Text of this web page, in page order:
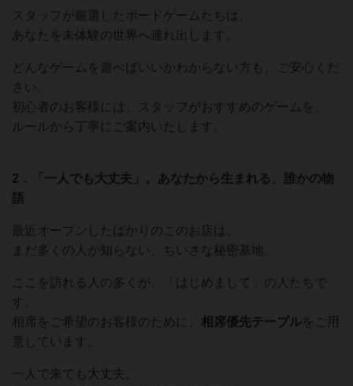
スタッフが厳選したボードゲームたちは、
あなたを未体験の世界へ連れ出します。
どんなゲームを遊べばいいかわからない方も、ご安心くだ
さい。
初心者のお客様には、スタッフがおすすめのゲームを、
ルールから丁寧にご案内いたします。
2．「一人でも大丈夫」。あなたから生まれる、誰かの物
語
最近オープンしたばかりのこのお店は、
まだ多くの人が知らない、ちいさな秘密基地。
ここを訪れる人の多くが、「はじめまして」の人たちで
す。
相席をご希望のお客様のために、 相席優先テーブルをご用
意しています。
一人で来ても大丈夫。